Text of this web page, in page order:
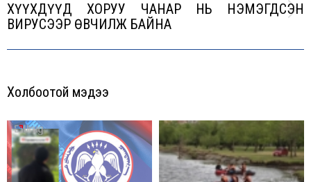
Next
ХҮҮХДҮҮД ХОРУУ ЧАНАР НЬ НЭМЭГДСЭН
ВИРУСЭЭР ӨВЧИЛЖ БАЙНА
Холбоотой мэдээ